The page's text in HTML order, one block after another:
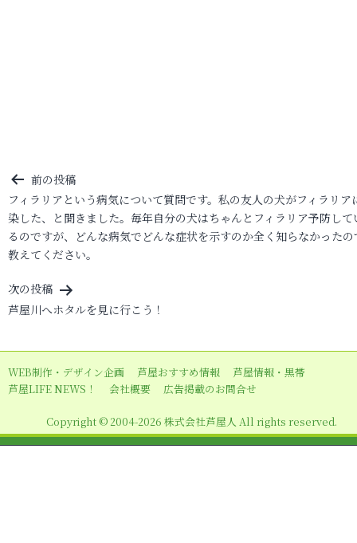
投
稿
ナ
ビ
ゲ
ー
ョ
ン
前の投稿
フィラリアという病気について質問です。私の友人の犬がフィラリア
染した、と聞きました。毎年自分の犬はちゃんとフィラリア予防して
るのですが、どんな病気でどんな症状を示すのか全く知らなかったの
教えてください。
次の投稿
芦屋川へホタルを見に行こう！
WEB制作・デザイン企画 芦屋おすすめ情報
芦屋情報・黒帯
芦屋LIFE NEWS！
会社概要 広告掲載のお問合せ
Copyright © 2004-2026 株式会社芦屋人 All rights reserved.